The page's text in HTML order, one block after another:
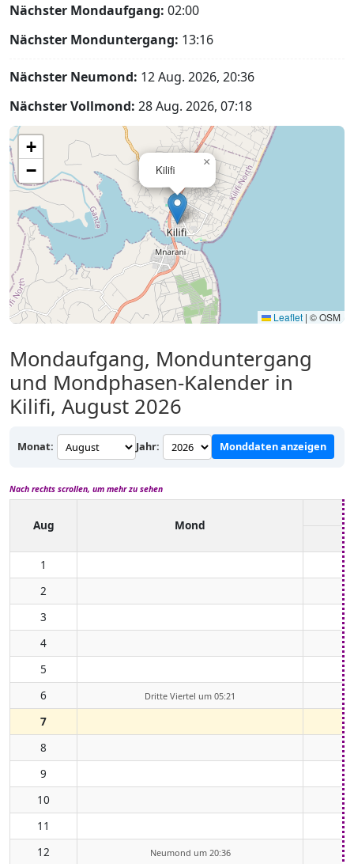
Nächster Mondaufgang: 02:00
Nächster Monduntergang: 13:16
Nächster Neumond: 12 Aug. 2026, 20:36
Nächster Vollmond: 28 Aug. 2026, 07:18
Kilifi
×
+
−
Leaflet | © OSM
Mondaufgang, Monduntergang
und Mondphasen-Kalender in
Kilifi, August 2026
Monat: Jahr: Monddaten anzeigen
Nach rechts scrollen, um mehr zu sehen
Aug Mond
1
2
3
4
5
6
Dritte Viertel um 05:21
7
8
9
10
11
12
Neumond um 20:36